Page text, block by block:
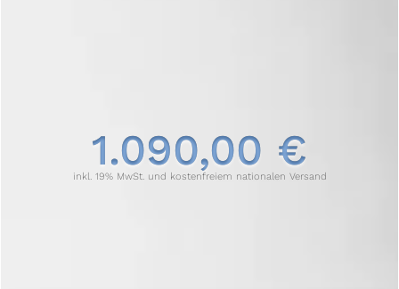
1.090,00 €
inkl. 19% MwSt. und kostenfreiem nationalen Versand